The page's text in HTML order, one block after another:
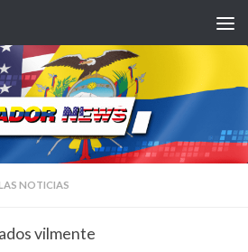
NOTICIAS
vilmente